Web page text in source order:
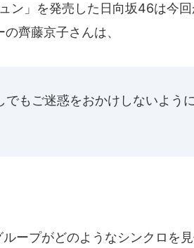
ン」を発売した日向坂46は今
齊藤京子さんは、
でもご迷惑をおかけしないよう
ープがどのようなシンクロを